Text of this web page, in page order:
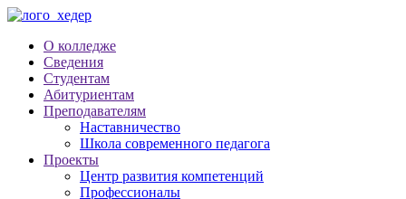
О колледже
Сведения
Студентам
Абитуриентам
Преподавателям
Наставничество
Школа современного педагога
Проекты
Центр развития компетенций
Профессионалы